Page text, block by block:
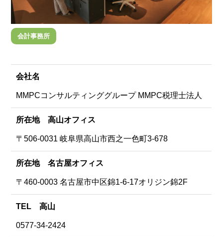
会計事務所
会社名
MMPCコンサルティンググループ MMPC税理士法人
所在地 高山オフィス
〒506-0031 岐阜県高山市西之一色町3-678
所在地 名古屋オフィス
〒460-0003 名古屋市中区錦1-6-17オリジン錦2F
TEL 高山
0577-34-2424